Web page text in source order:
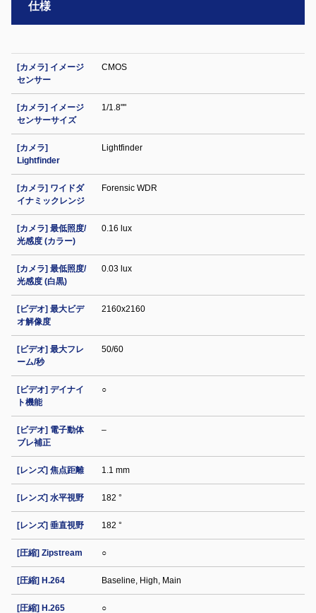
仕様
[カメラ] イメージ
センサー
CMOS
[カメラ] イメージ
センサーサイズ
1/1.8""
[カメラ]
Lightfinder
Lightfinder
[カメラ] ワイドダ
イナミックレンジ
Forensic WDR
[カメラ] 最低照度/
光感度 (カラー)
0.16 lux
[カメラ] 最低照度/
光感度 (白黒)
0.03 lux
[ビデオ] 最大ビデ
オ解像度
2160x2160
[ビデオ] 最大フレ
ーム/秒
50/60
[ビデオ] デイナイ
ト機能
○
[ビデオ] 電子動体
ブレ補正
–
[レンズ] 焦点距離 1.1 mm
[レンズ] 水平視野 182 °
[レンズ] 垂直視野 182 °
[圧縮] Zipstream ○
[圧縮] H.264 Baseline, High, Main
[圧縮] H.265 ○